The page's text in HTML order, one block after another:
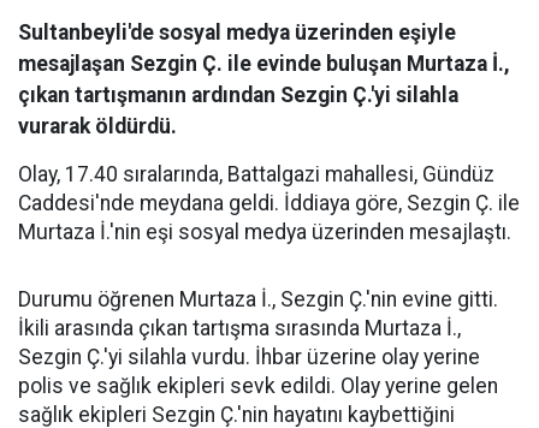
Sultanbeyli'de sosyal medya üzerinden eşiyle
mesajlaşan Sezgin Ç. ile evinde buluşan Murtaza İ.,
çıkan tartışmanın ardından Sezgin Ç.'yi silahla
vurarak öldürdü.
Olay, 17.40 sıralarında, Battalgazi mahallesi, Gündüz
Caddesi'nde meydana geldi. İddiaya göre, Sezgin Ç. ile
Murtaza İ.'nin eşi sosyal medya üzerinden mesajlaştı.
Durumu öğrenen Murtaza İ., Sezgin Ç.'nin evine gitti.
İkili arasında çıkan tartışma sırasında Murtaza İ.,
Sezgin Ç.'yi silahla vurdu. İhbar üzerine olay yerine
polis ve sağlık ekipleri sevk edildi. Olay yerine gelen
sağlık ekipleri Sezgin Ç.'nin hayatını kaybettiğini